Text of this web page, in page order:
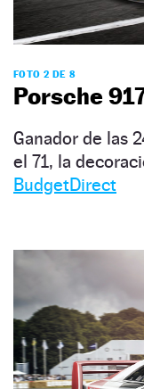
FOTO 2 DE 8
Porsche
Ganador de las
el 71, la
BudgetDirect